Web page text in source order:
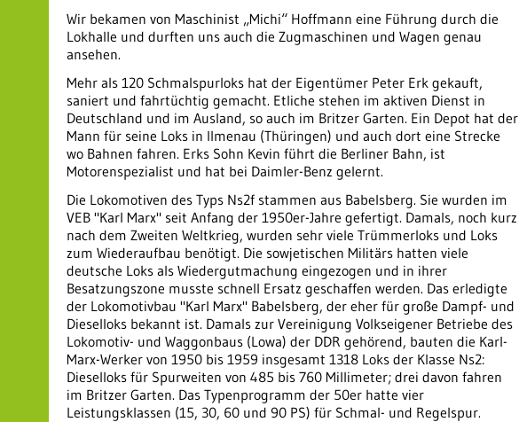
Wir bekamen von Maschinist „Michi“ Hoffmann eine Führung durch die
Lokhalle und durften uns auch die Zugmaschinen und Wagen genau
ansehen.
Mehr als 120 Schmalspurloks hat der Eigentümer Peter Erk gekauft,
saniert und fahrtüchtig gemacht. Etliche stehen im aktiven Dienst in
Deutschland und im Ausland, so auch im Britzer Garten. Ein Depot hat der
Mann für seine Loks in Ilmenau (Thüringen) und auch dort eine Strecke
wo Bahnen fahren. Erks Sohn Kevin führt die Berliner Bahn, ist
Motorenspezialist und hat bei Daimler-Benz gelernt.
Die Lokomotiven des Typs Ns2f stammen aus Babelsberg. Sie wurden im
VEB "Karl Marx" seit Anfang der 1950er-Jahre gefertigt. Damals, noch kurz
nach dem Zweiten Weltkrieg, wurden sehr viele Trümmerloks und Loks
zum Wiederaufbau benötigt. Die sowjetischen Militärs hatten viele
deutsche Loks als Wiedergutmachung eingezogen und in ihrer
Besatzungszone musste schnell Ersatz geschaffen werden. Das erledigte
der Lokomotivbau "Karl Marx" Babelsberg, der eher für große Dampf- und
Dieselloks bekannt ist. Damals zur Vereinigung Volkseigener Betriebe des
Lokomotiv- und Waggonbaus (Lowa) der DDR gehörend, bauten die Karl-
Marx-Werker von 1950 bis 1959 insgesamt 1318 Loks der Klasse Ns2:
Dieselloks für Spurweiten von 485 bis 760 Millimeter; drei davon fahren
im Britzer Garten. Das Typenprogramm der 50er hatte vier
Leistungsklassen (15, 30, 60 und 90 PS) für Schmal- und Regelspur.